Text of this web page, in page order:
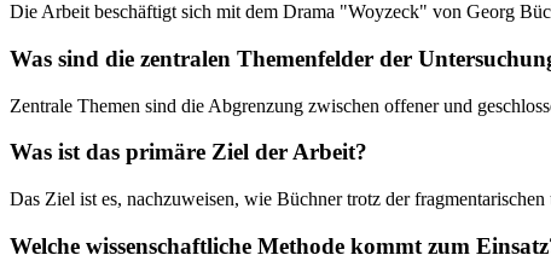
Die Arbeit beschäftigt sich mit dem Drama "Woyzeck" von Georg
Was sind die zentralen Themenfelder der
Zentrale Themen sind die Abgrenzung zwischen offener und
Was ist das primäre Ziel der Arbeit?
Das Ziel ist es, nachzuweisen, wie Büchner trotz der
Welche wissenschaftliche Methode kommt zum